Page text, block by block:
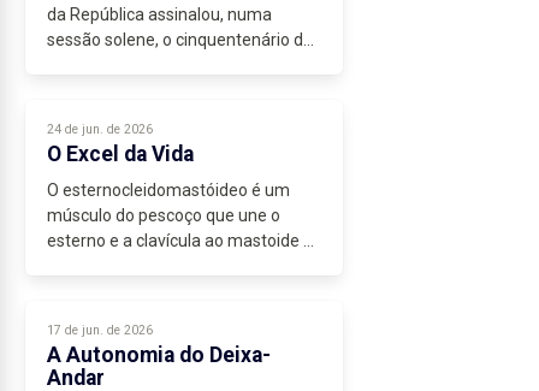
da República assinalou, numa
sessão solene, o cinquentenário das
cerimónia...
24 de jun. de 2026
O Excel da Vida
O esternocleidomastóideo é um
músculo do pescoço que une o
esterno e a clavícula ao mastoide do
nome ganhou...
17 de jun. de 2026
A Autonomia do Deixa-
Andar